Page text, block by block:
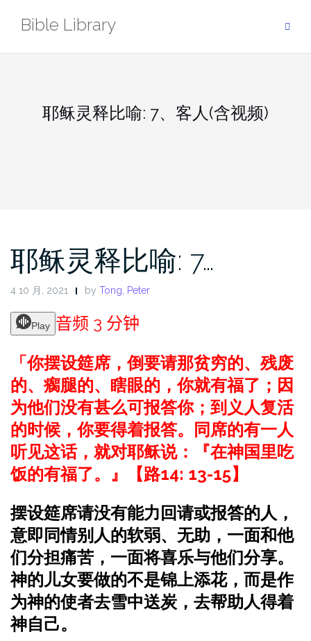
Bible Library
耶稣灵释比喻: 7、客人(含视频)
耶稣灵释比喻: 7…
4 10 月, 2021 by Tong, Peter
Play 音频 3 分钟
「你摆设筵席，倒要请那贫穷的、残废
的、瘸腿的、瞎眼的，你就有福了；因
为他们没有甚么可报答你；到义人复活
的时候，你要得着报答。同席的有一人
听见这话，就对耶稣说：『在神国里吃
饭的有福了。』【路14: 13-15】
摆设筵席请没有能力回请或报答的人，
意即同情别人的软弱、无助，一面和他
们分担痛苦，一面将喜乐与他们分享。
神的儿女要做的不是锦上添花，而是作
为神的使者去雪中送炭，去帮助人得着
神自己。